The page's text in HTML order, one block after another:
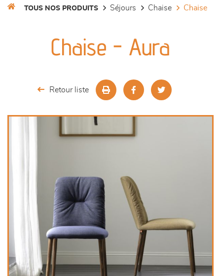
meubles de complément
TOUS NOS PRODUITS séjours chaise chaise
Chaise - Aura
Retour liste